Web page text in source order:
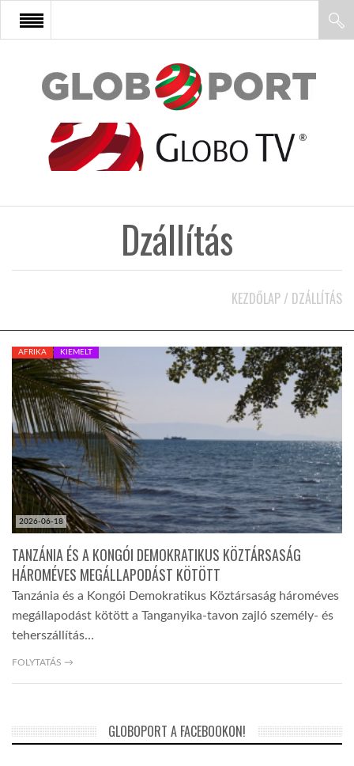
FŐOLDAL
AFRIKA
KÖZEL-KELET
AUSZTRÁLIA
A VILÁG ITTHON
GLOBOTV BP
TROPICALMAGAZIN
Dzállítás
KEZDŐLAP / DZÁLLÍTÁS
2026-06-18
AFRIKA KIEMELT
TANZÁNIA ÉS A KONGÓI DEMOKRATIKUS KÖZTÁRSASÁG
HÁROMÉVES MEGÁLLAPODÁST KÖTÖTT
Tanzánia és a Kongói Demokratikus Köztársaság hároméves
megállapodást kötött a Tanganyika-tavon zajló személy- és
teherszállítás…
FOLYTATÁS →
GLOBOPORT A FACEBOOKON!